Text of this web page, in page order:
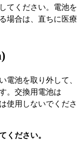
てください。電池を
場合は、直ちに医療
電池を取り外して、
。交換用電池は
使用しないでくださ
ください。